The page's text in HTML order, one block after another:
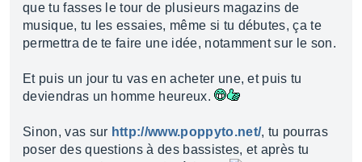
que tu fasses le tour de plusieurs magazins de
musique, tu les essaies, même si tu débutes, ça te
permettra de te faire une idée, notamment sur le son.
Et puis un jour tu vas en acheter une, et puis tu
deviendras un homme heureux.
Sinon, vas sur http://www.poppyto.net/, tu pourras
poser des questions à des bassistes, et après tu